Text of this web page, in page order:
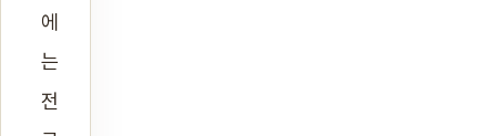
에
는
전